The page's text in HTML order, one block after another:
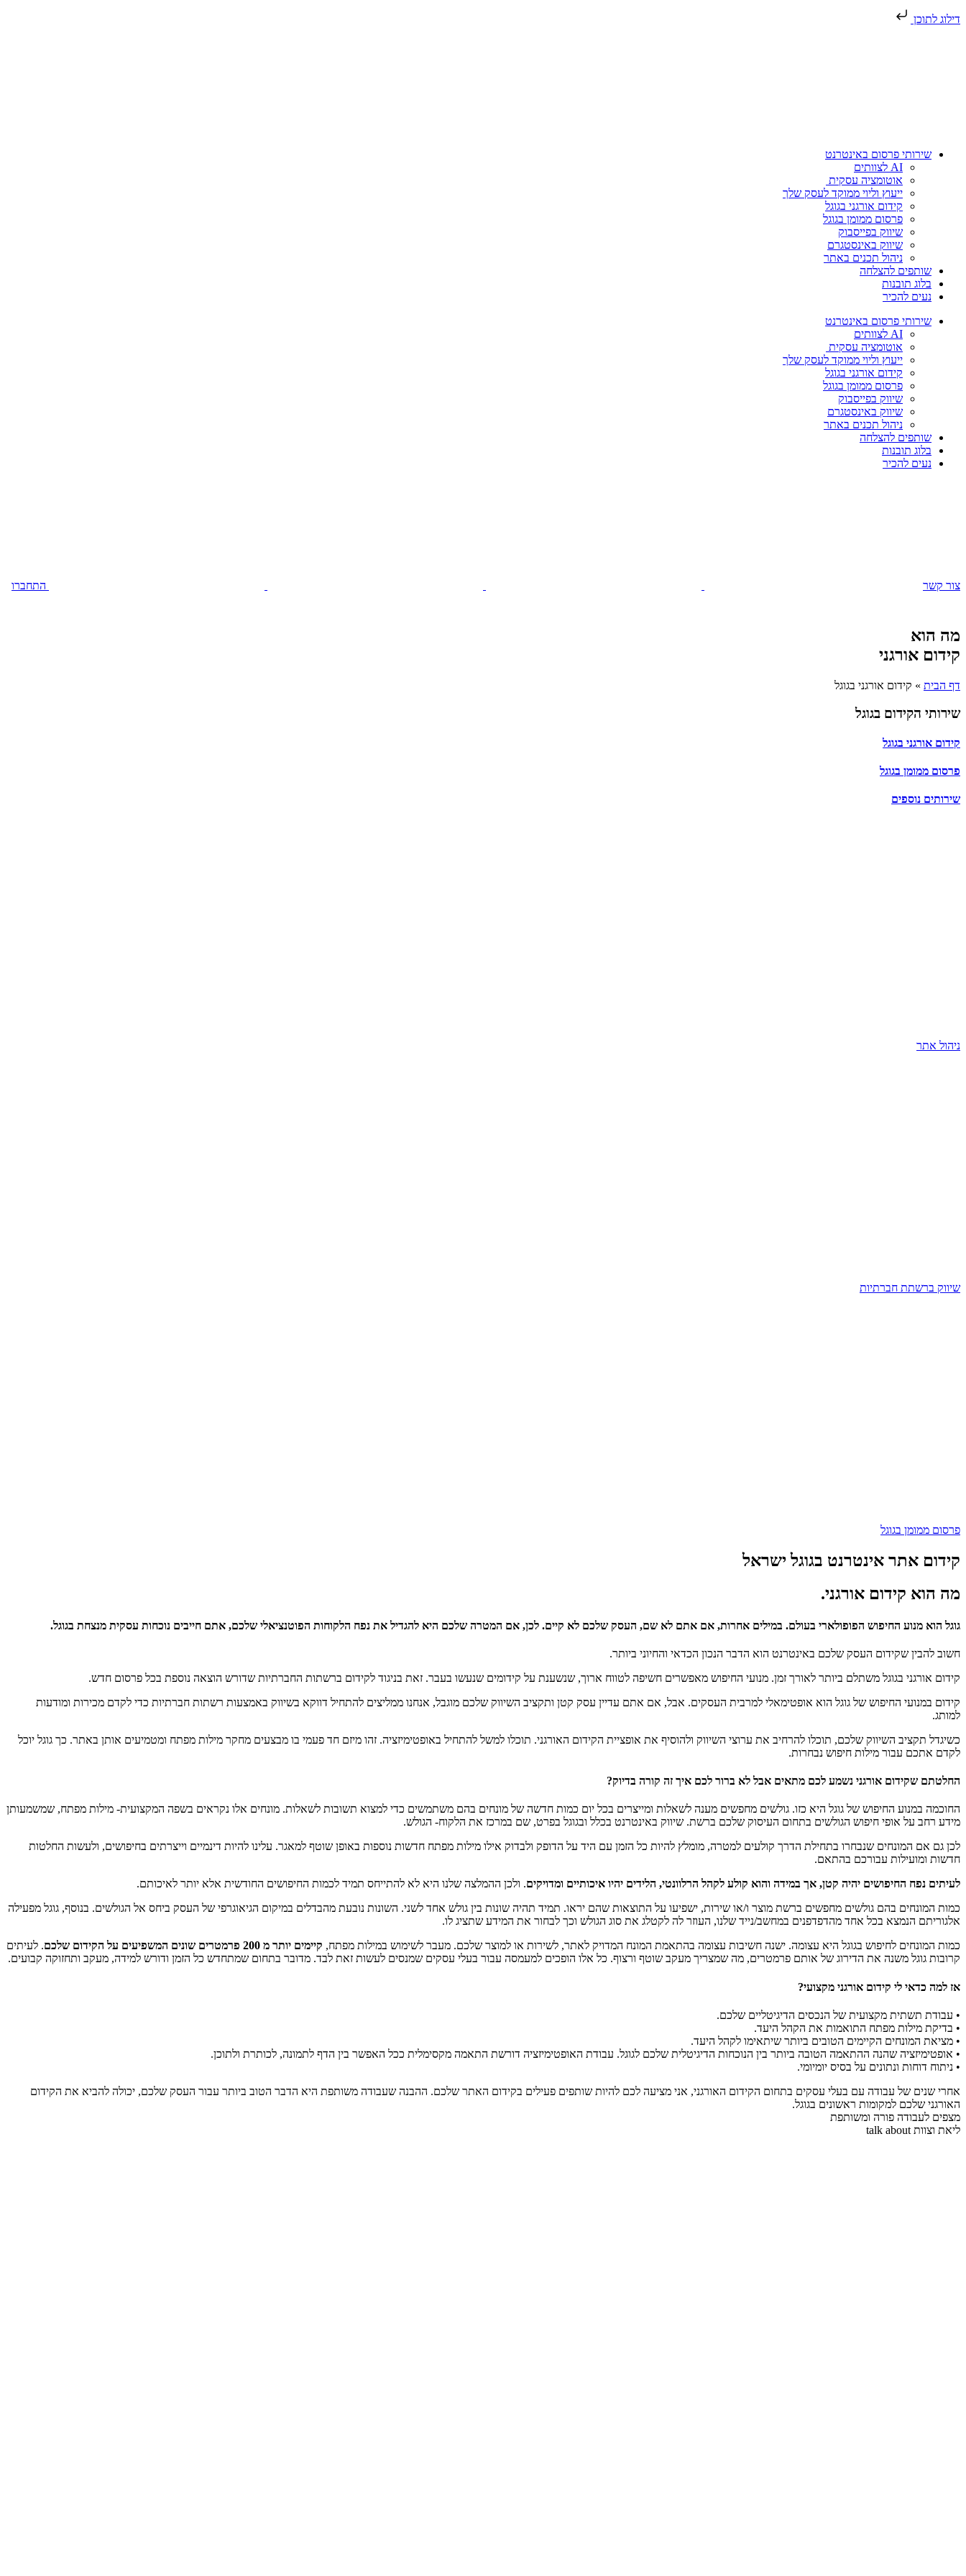
דילוג לתוכן
שירותי פרסום באינטרנט
AI לצוותים
אוטומציה עסקית
ייעוץ וליוי ממוקד לעסק שלך
קידום אורגני בגוגל
פרסום ממומן בגוגל
שיווק בפייסבוק
שיווק באינסטגרם
ניהול תכנים באתר
שותפים להצלחה
בלוג תובנות
נעים להכיר
שירותי פרסום באינטרנט
AI לצוותים
אוטומציה עסקית
ייעוץ וליוי ממוקד לעסק שלך
קידום אורגני בגוגל
פרסום ממומן בגוגל
שיווק בפייסבוק
שיווק באינסטגרם
ניהול תכנים באתר
שותפים להצלחה
בלוג תובנות
נעים להכיר
צור קשר התחברו
מה הוא
קידום אורגני
דף הבית » קידום אורגני בגוגל
שירותי הקידום בגוגל
קידום אורגני בגוגל
פרסום ממומן בגוגל
שירותים נוספים
ניהול אתר
שיווק ברשתת חברתיות
פרסום ממומן בגוגל
קידום אתר אינטרנט בגוגל ישראל
מה הוא קידום אורגני.
גוגל הוא מנוע החיפוש הפופולארי בעולם. במילים אחרות, אם אתם לא שם, העסק שלכם לא קיים. לכן, אם המטרה שלכם היא להגדיל את נפח הלקוחות הפוטנציאלי שלכם, אתם חייבים נוכחות עסקית מנצחת בגוגל.
חשוב להבין שקידום העסק שלכם באינטרנט הוא הדבר הנכון הכדאי והחיוני ביותר.
קידום אורגני בגוגל משתלם ביותר לאורך זמן. מנועי החיפוש מאפשרים חשיפה לטווח ארוך, שנשענת על קידומים שנעשו בעבר. זאת בניגוד לקידום ברשתות החברתיות שדורש הוצאה נוספת בכל פרסום חדש.
קידום במנועי החיפוש של גוגל הוא אופטימאלי למרבית העסקים. אבל, אם אתם עדיין עסק קטן ותקציב השיווק שלכם מוגבל, אנחנו ממליצים להתחיל דווקא בשיווק באמצעות רשתות חברתיות כדי לקדם מכירות ומודעות
למותג.
כשיגדל תקציב השיווק שלכם, תוכלו להרחיב את ערוצי השיווק ולהוסיף את אופציית הקידום האורגני. תוכלו למשל להתחיל באופטימיזציה. זהו מיזם חד פעמי בו מבצעים מחקר מילות מפתח ומטמיעים אותן באתר. כך גוגל יוכל
לקדם אתכם עבור מילות חיפוש נבחרות.
החלטתם שקידום אורגני נשמע לכם מתאים אבל לא ברור לכם איך זה קורה בדיוק?
החוכמה במנוע החיפוש של גוגל היא כזו. גולשים מחפשים מענה לשאלות ומייצרים בכל יום כמות חדשה של מונחים בהם משתמשים כדי למצוא תשובות לשאלות. מונחים אלו נקראים בשפה המקצועית- מילות מפתח, שמשמעותן
מידע רחב על אופי חיפוש הגולשים בתחום העיסוק שלכם ברשת. שיווק באינטרנט בכלל ובגוגל בפרט, שם במרכז את הלקוח- הגולש.
לכן גם אם המונחים שנבחרו בתחילת הדרך קולעים למטרה, מומלץ להיות כל הזמן עם היד על הדופק ולבדוק אילו מילות מפתח חדשות נוספות באופן שוטף למאגר. עלינו להיות דינמיים וייצרתים בחיפושים, ולעשות החלטות
חדשות ומועילות עבורכם בהתאם.
לעיתים נפח החיפושים יהיה קטן, אך במידה והוא קולע לקהל הרלוונטי, הלידים יהיו איכותיים ומדויקים. ולכן ההמלצה שלנו היא לא להתייחס תמיד לכמות החיפושים החודשית אלא יותר לאיכותם.
כמות המונחים בהם גולשים מחפשים ברשת מוצר ו/או שירות, ישפיעו על התוצאות שהם יראו. תמיד תהיה שונות בין גולש אחד לשני. השונות נובעת מהבדלים במיקום הגיאוגרפי של העסק ביחס אל הגולשים. בנוסף, גוגל מפעילה
אלגוריתם הנמצא בכל אחד מהדפדפנים במחשב/נייד שלנו, העוזר לה לקטלג את סוג הגולש וכך לבחור את המידע שתציג לו.
כמות המונחים לחיפוש בגוגל היא עצומה. ישנה חשיבות עצומה בהתאמת המונח המדויק לאתר, לשירות או למוצר שלכם. מעבר לשימוש במילות מפתח, קיימים יותר מ 200 פרמטרים שונים המשפיעים על הקידום שלכם
. לעיתים
קרובות גוגל משנה את הדירוג של אותם פרמטרים, מה שמצריך מעקב שוטף ורצוף. כל אלו הופכים למעמסה עבור בעלי עסקים שמנסים לעשות זאת לבד. מדובר בתחום שמתחדש כל הזמן ודורש למידה, מעקב ותחזוקה קבועים.
אז למה כדאי לי קידום אורגני מקצועי?
• עבודת תשתית מקצועית של הנכסים הדיגיטליים שלכם.
• בדיקת מילות מפתח התואמות את הקהל היעד.
• מציאת המונחים הקיימים הטובים ביותר שיתאימו לקהל היעד.
• אופטימיזציה שהנה ההתאמה הטובה ביותר בין הנוכחות הדיגיטלית שלכם לגוגל. עבודת האופטימיזציה דורשת התאמה מקסימלית ככל האפשר בין הדף לתמונה, לכותרת ולתוכן.
• ניתוח דוחות ונתונים על בסיס יומיומי.
אחרי שנים של עבודה עם בעלי עסקים בתחום הקידום האורגני, אני מציעה לכם להיות שותפים פעילים בקידום האתר שלכם. ההבנה שעבודה משותפת היא הדבר הטוב ביותר עבור העסק שלכם, יכולה להביא את הקידום
האורגני שלכם למקומות ראשונים בגוגל.
מצפים לעבודה פורה ומשותפת
ליאת וצוות talk about